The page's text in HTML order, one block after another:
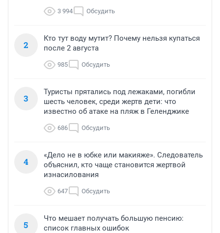
3 994 Обсудить
2
Кто тут воду мутит? Почему нельзя купаться
после 2 августа
985 Обсудить
3
Туристы прятались под лежаками, погибли
шесть человек, среди жертв дети: что
известно об атаке на пляж в Геленджике
686 Обсудить
4
«Дело не в юбке или макияже». Следователь
объяснил, кто чаще становится жертвой
изнасилования
647 Обсудить
5
Что мешает получать большую пенсию:
список главных ошибок